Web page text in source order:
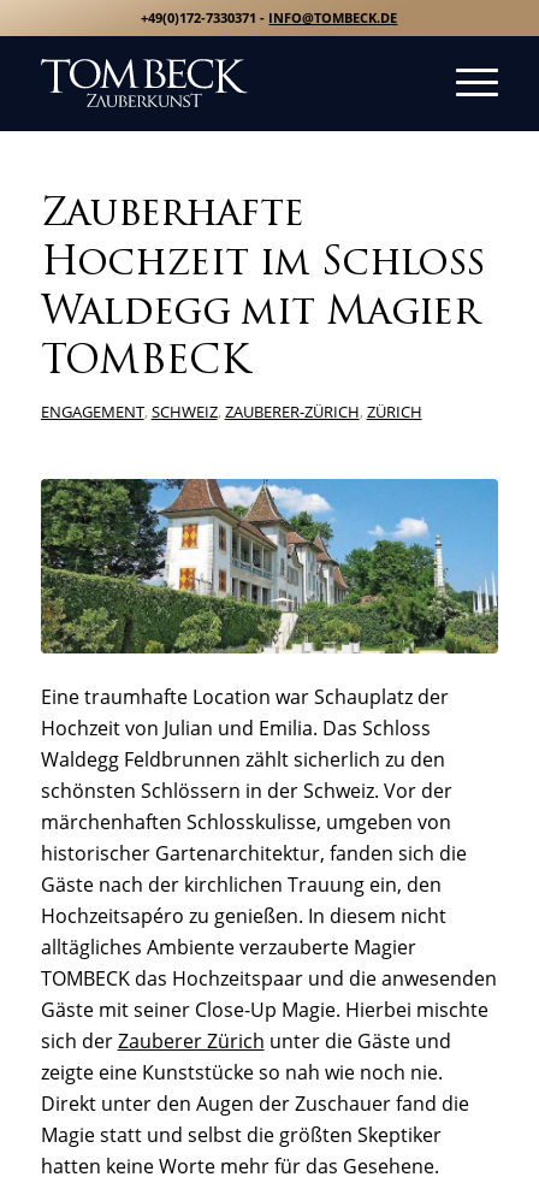
+49(0)172-7330371 - INFO@TOMBECK.DE
Zauberhafte
Hochzeit im Schloss
Waldegg mit Magier
TOMBECK
ENGAGEMENT,SCHWEIZ,ZAUBERER-ZÜRICH,ZÜRICH
Eine traumhafte Location war Schauplatz der
Hochzeit von Julian und Emilia. Das Schloss
Waldegg Feldbrunnen zählt sicherlich zu den
schönsten Schlössern in der Schweiz. Vor der
märchenhaften Schlosskulisse, umgeben von
historischer Gartenarchitektur, fanden sich die
Gäste nach der kirchlichen Trauung ein, den
Hochzeitsapéro zu genießen. In diesem nicht
alltägliches Ambiente verzauberte Magier
TOMBECK das Hochzeitspaar und die anwesenden
Gäste mit seiner Close-Up Magie. Hierbei mischte
sich derZauberer Zürich unter die Gäste und
zeigte eine Kunststücke so nah wie noch nie.
Direkt unter den Augen der Zuschauer fand die
Magie statt und selbst die größten Skeptiker
hatten keine Worte mehr für das Gesehene.